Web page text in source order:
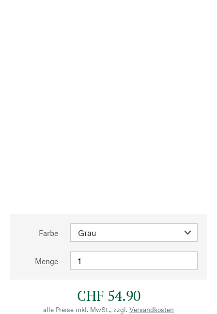
Farbe
Menge
CHF 54.90
alle Preise inkl. MwSt., zzgl. Versandkosten